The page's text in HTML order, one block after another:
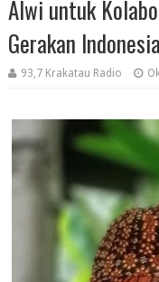
Alwi untuk
Gerakan
93,7 Krakatau Radio